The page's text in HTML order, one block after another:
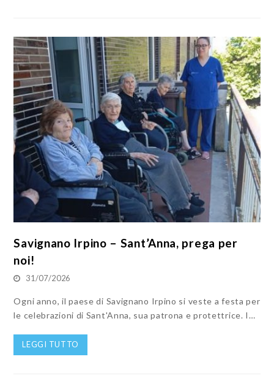
Savignano Irpino – Sant’Anna, prega per
noi!
31/07/2026
Ogni anno, il paese di Savignano Irpino si veste a festa per
le celebrazioni di Sant'Anna, sua patrona e protettrice. I…
LEGGI TUTTO